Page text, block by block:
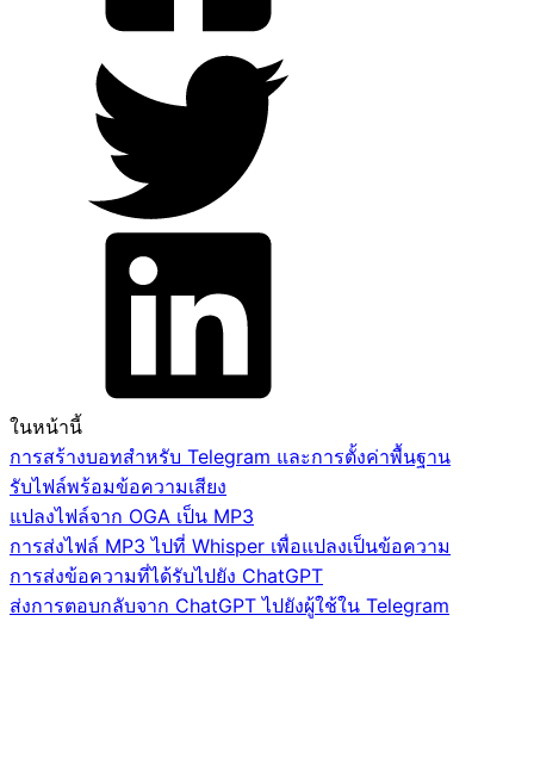
ในหน้านี้
การสร้างบอทสำหรับ Telegram และการตั้งค่าพื้นฐาน
รับไฟล์พร้อมข้อความเสียง
แปลงไฟล์จาก OGA เป็น MP3
การส่งไฟล์ MP3 ไปที่ Whisper เพื่อแปลงเป็นข้อความ
การส่งข้อความที่ได้รับไปยัง ChatGPT
ส่งการตอบกลับจาก ChatGPT ไปยังผู้ใช้ใน Telegram